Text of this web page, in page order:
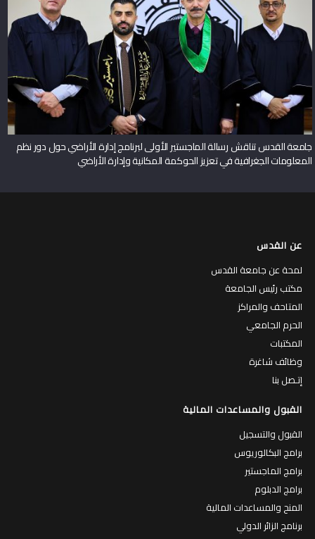
جامعة القدس تناقش رسالة الماجستير الأولى لبرنامج إدارة الأراضي حول دور نظم
المعلومات الجغرافية في تعزيز الحوكمة المكانية وإدارة الأراضي
عن القدس
لمحة عن جامعة القدس
مكتب رئيس الجامعة
المتاحف والمراكز
الحرم الجامعي
المكتبات
وظائف شاغرة
إتـصل بنا
القبول والمساعدات المالية
القبول والتسجيل
برامج البكالوريوس
برامج الماجستير
برامج الدبلوم
المنح والمساعدات المالية
برنامج الزائر الدولي